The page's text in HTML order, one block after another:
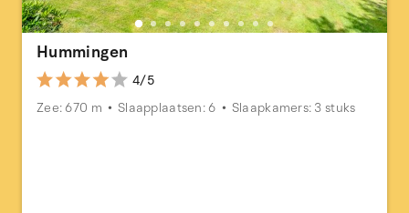
Hummingen
4/5
Zee: 670 m
Slaapplaatsen: 6 Slaapkamers: 3 stuks